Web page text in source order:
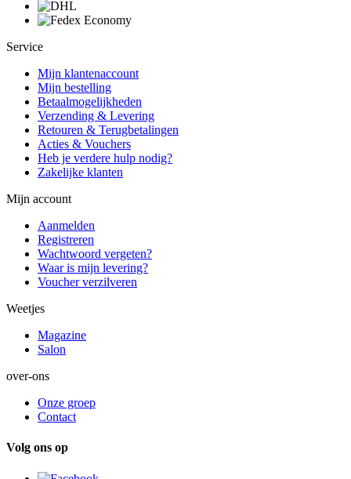
Service
Mijn klantenaccount
Mijn bestelling
Betaalmogelijkheden
Verzending & Levering
Retouren & Terugbetalingen
Acties & Vouchers
Heb je verdere hulp nodig?
Zakelijke klanten
Mijn account
Aanmelden
Registreren
Wachtwoord vergeten?
Waar is mijn levering?
Voucher verzilveren
Weetjes
Magazine
Salon
over-ons
Onze groep
Contact
Volg ons op